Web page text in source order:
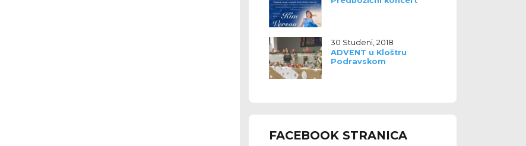
30 Studeni, 2018
ADVENT u Kloštru
Podravskom
FACEBOOK STRANICA